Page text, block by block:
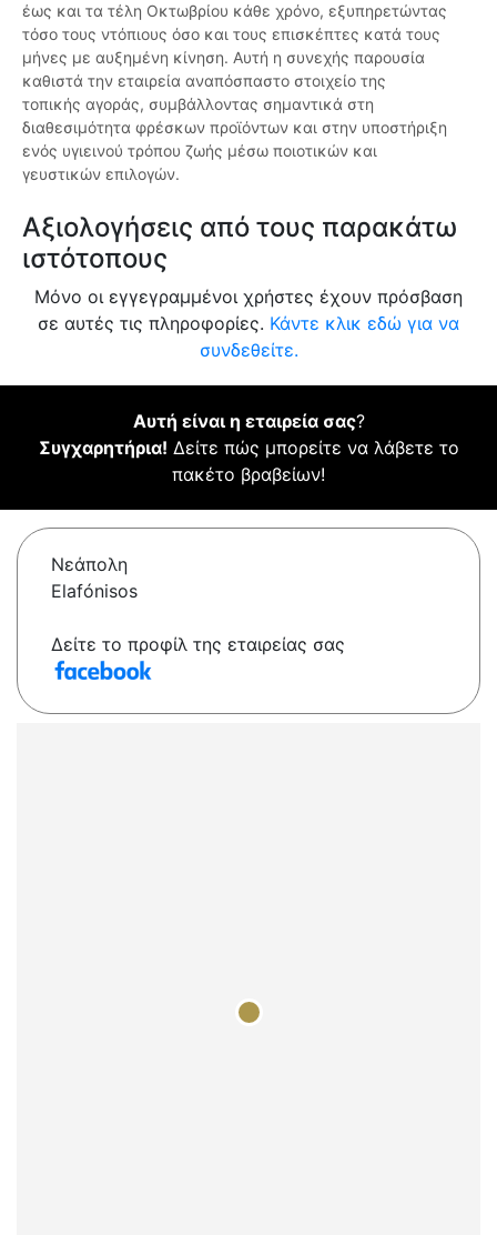
έως και τα τέλη Οκτωβρίου κάθε χρόνο, εξυπηρετώντας
τόσο τους ντόπιους όσο και τους επισκέπτες κατά τους
μήνες με αυξημένη κίνηση. Αυτή η συνεχής παρουσία
καθιστά την εταιρεία αναπόσπαστο στοιχείο της
τοπικής αγοράς, συμβάλλοντας σημαντικά στη
διαθεσιμότητα φρέσκων προϊόντων και στην υποστήριξη
ενός υγιεινού τρόπου ζωής μέσω ποιοτικών και
γευστικών επιλογών.
Αξιολογήσεις από τους παρακάτω
ιστότοπους
Μόνο οι εγγεγραμμένοι χρήστες έχουν πρόσβαση
σε αυτές τις πληροφορίες. Κάντε κλικ εδώ για να
συνδεθείτε.
Αυτή είναι η εταιρεία σας?
Συγχαρητήρια! Δείτε πώς μπορείτε να λάβετε το
πακέτο βραβείων!
Νεάπολη
Elafónisos
Δείτε το προφίλ της εταιρείας σας